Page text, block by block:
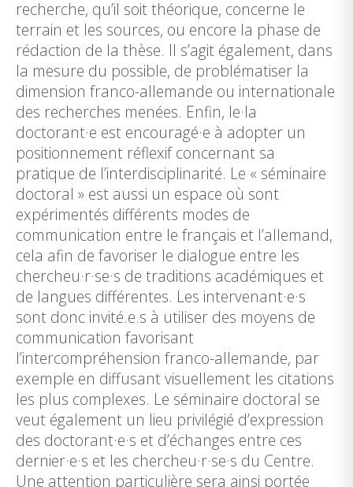
recherche, qu’il soit théorique, concerne le
terrain et les sources, ou encore la phase de
rédaction de la thèse. Il s’agit également, dans
la mesure du possible, de problématiser la
dimension franco-allemande ou internationale
des recherches menées. Enfin, le·la
doctorant·e est encouragé·e à adopter un
positionnement réflexif concernant sa
pratique de l’interdisciplinarité. Le « séminaire
doctoral » est aussi un espace où sont
expérimentés différents modes de
communication entre le français et l’allemand,
cela afin de favoriser le dialogue entre les
chercheu·r·se·s de traditions académiques et
de langues différentes. Les intervenant·e·s
sont donc invité.e.s à utiliser des moyens de
communication favorisant
l’intercompréhension franco-allemande, par
exemple en diffusant visuellement les citations
les plus complexes. Le séminaire doctoral se
veut également un lieu privilégié d’expression
des doctorant·e·s et d’échanges entre ces
dernier·e·s et les chercheu·r·se·s du Centre.
Une attention particulière sera ainsi portée